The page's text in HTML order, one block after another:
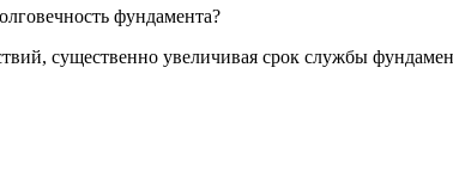
фундамента?
существенно увеличивая срок службы